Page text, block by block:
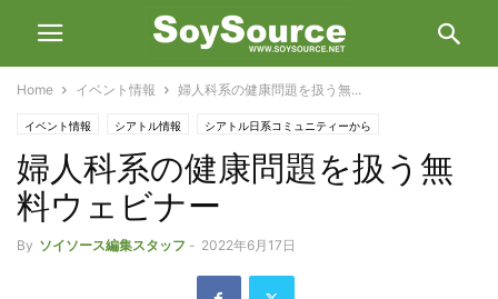
Home イベント情報 婦人科系の健康問題を扱う無...
イベント情報 シアトル情報 シアトル日系コミュニティーから
婦人科系の健康問題を扱う無
料ウェビナー
By ソイソース編集スタッフ - 2022年6月17日